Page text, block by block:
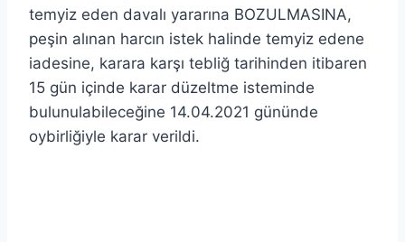
temyiz eden davalı yararına BOZULMASINA,
peşin alınan harcın istek halinde temyiz edene
iadesine, karara karşı tebliğ tarihinden itibaren
15 gün içinde karar düzeltme isteminde
bulunulabileceğine 14.04.2021 gününde
oybirliğiyle karar verildi.